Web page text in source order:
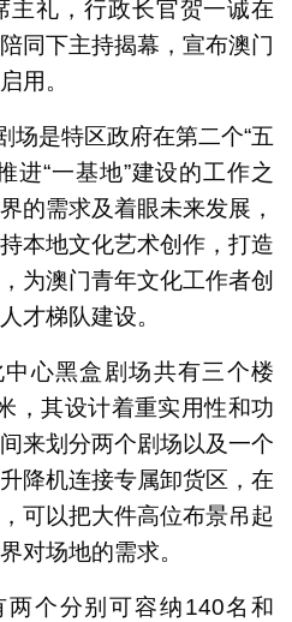
主礼，行政长官贺一诚在
同下主持揭幕，宣布澳门
用。
场是特区政府在第二个“五
进“一基地”建设的工作之
的需求及着眼未来发展，
本地文化艺术创作，打造
为澳门青年文化工作者创
才梯队建设。
心黑盒剧场共有三个楼
，其设计着重实用性和功
来划分两个剧场以及一个
降机连接专属卸货区，在
可以把大件高位布景吊起
对场地的需求。
个分别可容纳140名和